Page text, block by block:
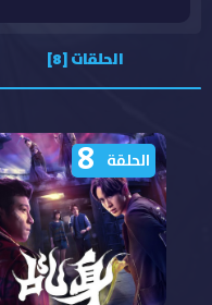
الحلقات [8]
الحلقة 8